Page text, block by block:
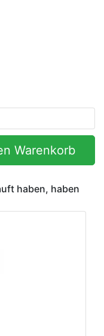
Warenkorb
haben, haben